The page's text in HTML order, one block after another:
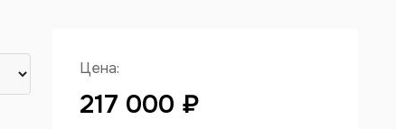
Цена:
217 000 ₽